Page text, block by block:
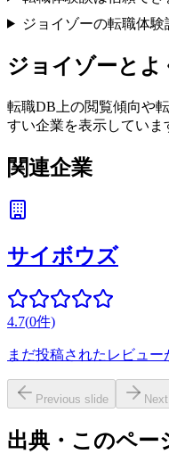
ジョイゾーの転職体
ジョイゾーとよ
転職DB上の閲覧傾向や
すい企業を表示していま
関連企業
サイボウズ
4.7(0件)
まだ投稿されたレビュー
Previous slide
出典・このペー